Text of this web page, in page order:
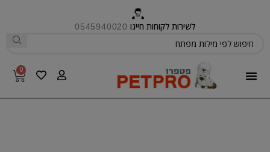
לשירות לקוחות חייגו 0545940020
0